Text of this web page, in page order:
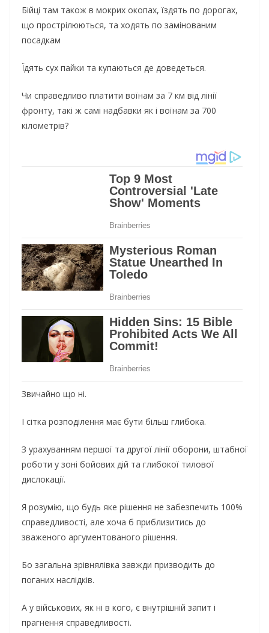
Бійці там також в мокрих окопах, їздять по дорогах,
що прострілюються, та ходять по замінованим
посадкам
Їдять сух пайки та купаються де доведеться.
Чи справедливо платити воїнам за 7 км від лінії
фронту, такі ж самі надбавки як і воїнам за 700
кілометрів?
Звичайно що ні.
І сітка розподілення має бути більш глибока.
З урахуванням першої та другої лінії оборони, штабної
роботи у зоні бойових дій та глибокої тилової
дислокації.
Я розумію, що будь яке рішення не забезпечить 100%
справедливості, але хоча б приблизитись до
зваженого аргументованого рішення.
Бо загальна зрівнялівка завжди призводить до
поганих наслідків.
А у військових, як ні в кого, є внутрішній запит і
прагнення справедливості.